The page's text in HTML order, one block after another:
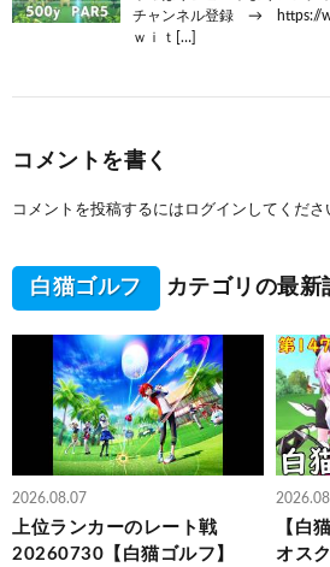
チャンネル登録 → https://
ｗｉｔ[…]
コメントを書く
コメントを投稿するには ログイン してくださ
白猫ゴルフ カテゴリの最新
2026.08.07
上位ランカーのレート戦
20260730【白猫ゴルフ】
【白
オス